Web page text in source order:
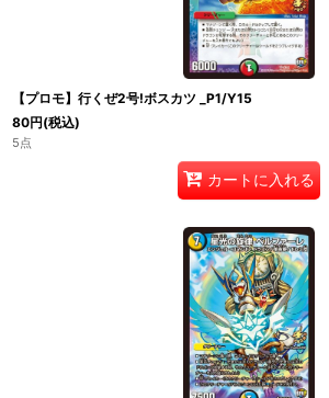
【プロモ】行くぜ2号!ボスカツ _P1/Y15
80円(税込)
5点
カートに入れる